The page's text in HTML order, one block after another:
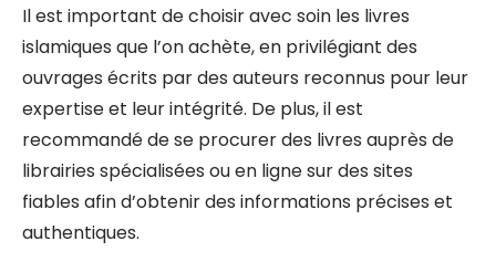
Il est important de choisir avec soin les livres
islamiques que l’on achète, en privilégiant des
ouvrages écrits par des auteurs reconnus pour leur
expertise et leur intégrité. De plus, il est
recommandé de se procurer des livres auprès de
librairies spécialisées ou en ligne sur des sites
fiables afin d’obtenir des informations précises et
authentiques.